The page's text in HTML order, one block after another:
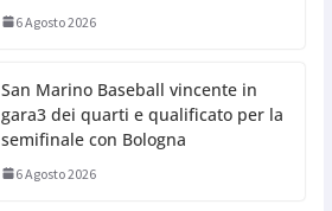
6 Agosto 2026
San Marino Baseball vincente in
gara3 dei quarti e qualificato per la
semifinale con Bologna
6 Agosto 2026